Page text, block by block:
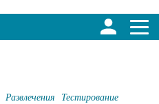
Развлечения Тестирование